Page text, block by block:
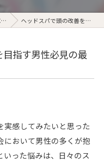
ヘッドスパで頭の改善を目指す男性必見の最新メソッド徹底解説
指す男性必見の最
実感してみたいと思った
において男性の多くが抱
いった悩みは、日々のス